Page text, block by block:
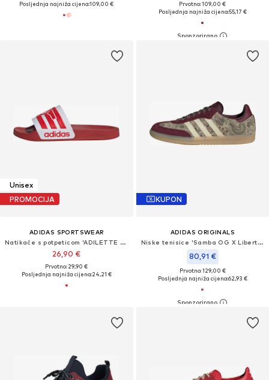
Posljednja najniža cijena:109,00 €
Prvotno: 109,00 €
Posljednja najniža cijena:55,17 €
Unisex
PROMOCIJA
ADIDAS SPORTSWEAR
Natikače s potpeticom 'ADILETTE Arsenal'
26,90 €
Prvotno: 29,90 €
Posljednja najniža cijena:24,21 €
KUPON
ADIDAS ORIGINALS
Niske tenisice 'Samba OG X Liberty London'
80,91 €
Prvotno: 129,00 €
Posljednja najniža cijena:62,93 €